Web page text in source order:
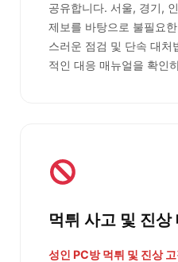
공유합니다. 서울, 경기,
제보를 바탕으로 불필요
스러운 점검 및 단속 대처
적인 대응 매뉴얼을 확인
먹튀 사고 및 진상
성인 PC방 먹튀 및 진상